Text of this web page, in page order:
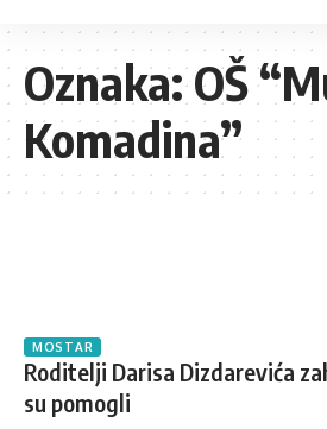
Oznaka:OŠ
Komadina”
MOSTAR
Roditelji Darisa Dizdarevića
su pomogli